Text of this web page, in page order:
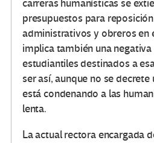
carreras humanísticas se
presupuestos para
administrativos y obreros en
implica también una
estudiantiles destinados a
ser así, aunque no se
está condenando a las
lenta.
La actual rectora encargada